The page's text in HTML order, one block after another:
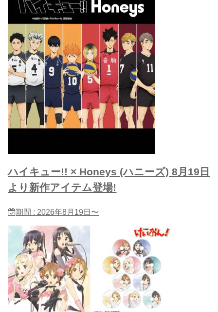
ハイキュー!! × Honeys (ハニーズ) 8月19日
より新作アイテム登場!
期間 : 2026年8月19日〜